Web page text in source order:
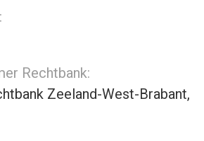
Rechtbank:
Zeeland-West-Brabant,